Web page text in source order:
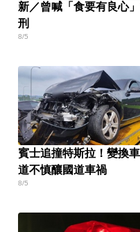
新／曾喊「食要有良心
刑
8/5
賓士追撞特斯拉！變換車
道不慎釀國道車禍
8/5